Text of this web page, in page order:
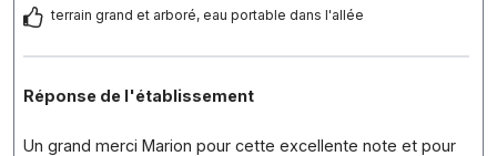
terrain grand et arboré, eau portable dans l'allée
Réponse de l'établissement
Un grand merci Marion pour cette excellente note et pour